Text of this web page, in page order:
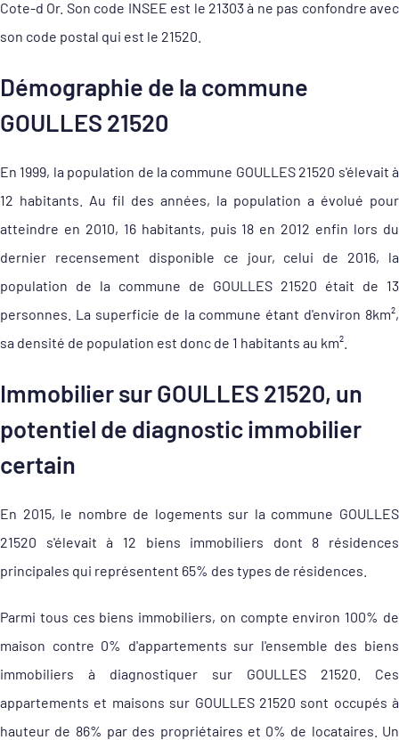
Cote-d Or. Son code INSEE est le 21303 à ne pas confondre avec
son code postal qui est le 21520.
Démographie de la commune
GOULLES 21520
En 1999, la population de la commune GOULLES 21520 s'élevait à
12 habitants. Au fil des années, la population a évolué pour
atteindre en 2010, 16 habitants, puis 18 en 2012 enfin lors du
dernier recensement disponible ce jour, celui de 2016, la
population de la commune de GOULLES 21520 était de 13
personnes. La superficie de la commune étant d'environ 8km²,
sa densité de population est donc de 1 habitants au km².
Immobilier sur GOULLES 21520, un
potentiel de diagnostic immobilier
certain
En 2015, le nombre de logements sur la commune GOULLES
21520 s'élevait à 12 biens immobiliers dont 8 résidences
principales qui représentent 65% des types de résidences.
Parmi tous ces biens immobiliers, on compte environ 100% de
maison contre 0% d'appartements sur l'ensemble des biens
immobiliers à diagnostiquer sur GOULLES 21520. Ces
appartements et maisons sur GOULLES 21520 sont occupés à
hauteur de 86% par des propriétaires et 0% de locataires. Un